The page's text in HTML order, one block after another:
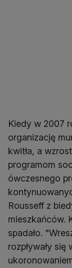
Kiedy w 2007
organizację
kwitła, a wzrost
programom
ówczesnego
Rousseff z
mieszkańców.
spadało.
rozpływały